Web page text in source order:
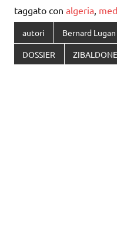
taggato con algeria,
autori Bernard Lugan
DOSSIER ZIBALDONE